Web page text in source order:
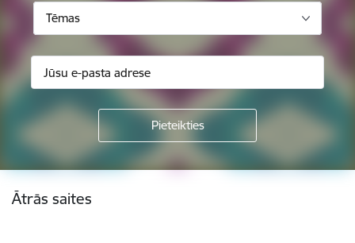
Tēmas
Kājene
Ātrās saites